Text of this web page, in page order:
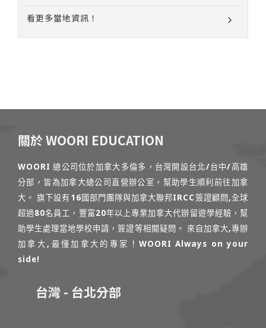
看更多當地資訊！
關於 WOORI EDUCATION
WOORI 總公司位於加拿大多倫多，台灣開設台北/台中/高雄
分部，皆為加拿大總公司直營辦公室，幫助學生順利前往加拿
大。 旗下設有16國部門團隊與加拿大聯邦IRCC簽證顧問,全球
超過80名員工，豐富20年以上專業加拿大代辦留遊學經驗，幫
助學生處理當地學校申請，簽證等相關疑問。 來自加拿大,專辦
加拿大,最懂加拿大的專家！WOORI Always on your
side!
台灣 - 台北分部